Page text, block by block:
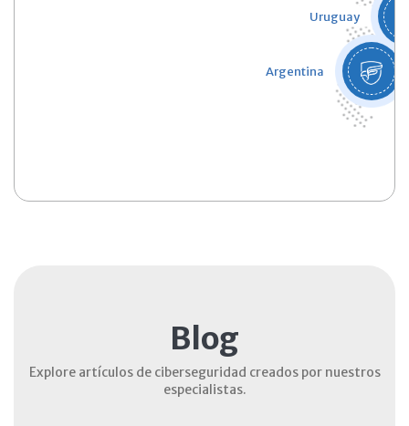
Uruguay
Argentina
Blog
Explore artículos de ciberseguridad creados por nuestros
especialistas.